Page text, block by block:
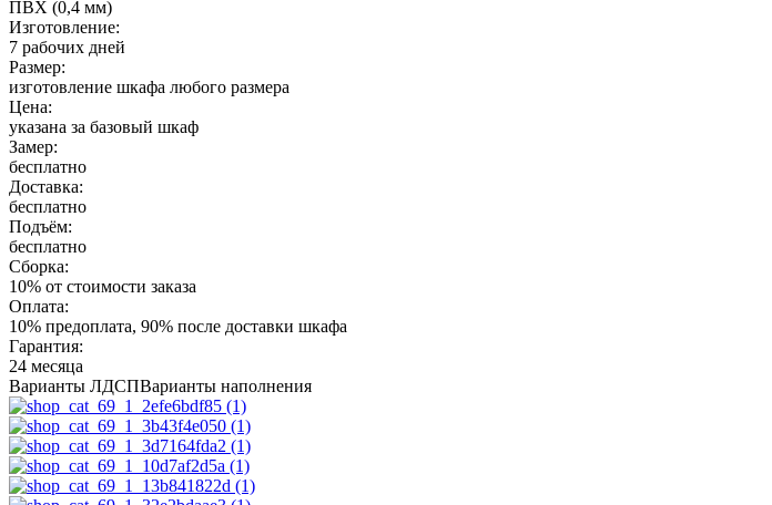
ПВХ (0,4 мм)
Изготовление:
7 рабочих дней
Размер:
изготовление шкафа любого размера
Цена:
указана за базовый шкаф
Замер:
бесплатно
Доставка:
бесплатно
Подъём:
бесплатно
Сборка:
10% от стоимости заказа
Оплата:
10% предоплата, 90% после доставки шкафа
Гарантия:
24 месяца
Варианты ЛДСПВарианты наполнения